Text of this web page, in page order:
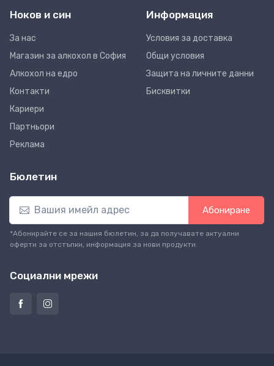
Ноков и син
За нас
Магазин за алкохол в София
Алкохол на едро
Контакти
Кариери
Партньори
Реклама
Информация
Условия за доставка
Общи условия
Защита на личните данни
Бисквитки
Бюлетин
Абониране
*Абонирайте се за нашия бюлетин, за да получавате актуални
оферти за отстъпки, информация за нови продукти.
Социални мрежи